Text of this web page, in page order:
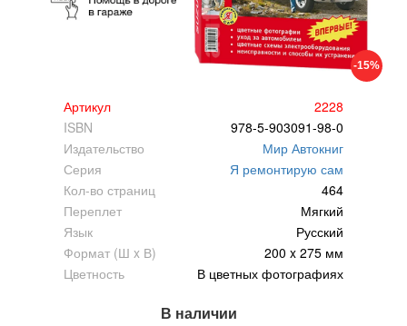
-15%
Артикул
2228
ISBN
978-5-903091-98-0
Издательство
Мир Автокниг
Серия
Я ремонтирую сам
Кол-во страниц
464
Переплет
Мягкий
Язык
Русский
Формат (Ш x В)
200 x 275 мм
Цветность
В цветных фотографиях
В наличии